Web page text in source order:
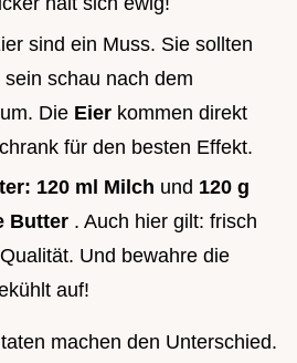
sind ein Muss. Sie sollten
schau nach dem
Die Eier kommen direkt
für den besten Effekt.
120 ml Milch und 120 g
Butter . Auch hier gilt: frisch
Und bewahre die
auf!
machen den Unterschied.